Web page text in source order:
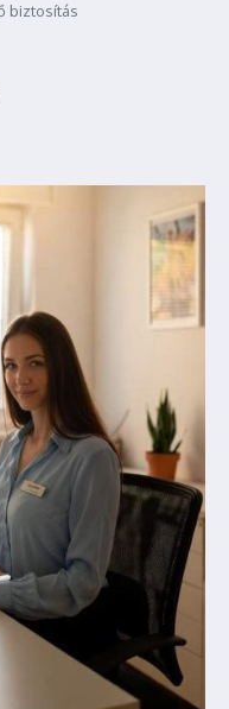
biztosítás